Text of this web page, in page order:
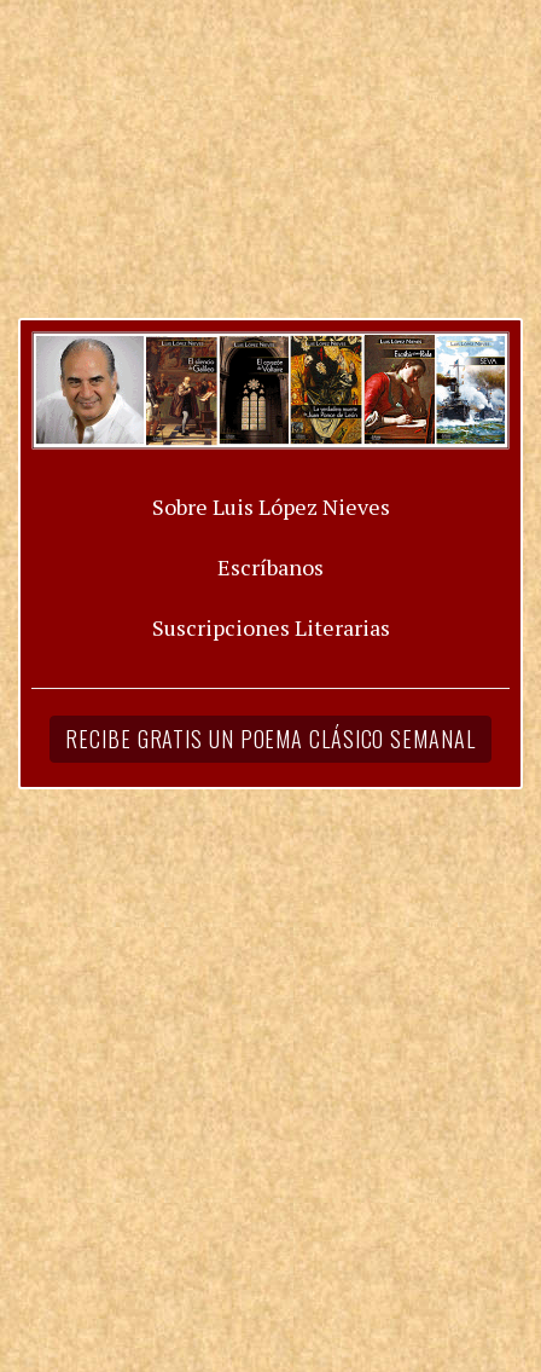
Sobre Luis López Nieves
Escríbanos
Suscripciones Literarias
RECIBE GRATIS UN POEMA CLÁSICO SEMANAL